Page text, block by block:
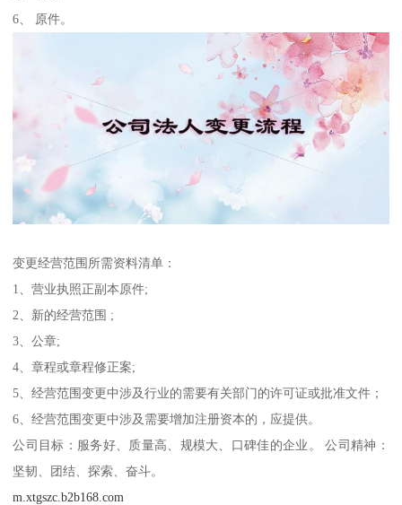
6、 原件。
变更经营范围所需资料清单：
1、营业执照正副本原件;
2、新的经营范围 ;
3、公章;
4、章程或章程修正案;
5、经营范围变更中涉及行业的需要有关部门的许可证或批准文件；
6、经营范围变更中涉及需要增加注册资本的，应提供。
公司目标：服务好、质量高、规模大、口碑佳的企业。 公司精神：
坚韧、团结、探索、奋斗。
m.xtgszc.b2b168.com